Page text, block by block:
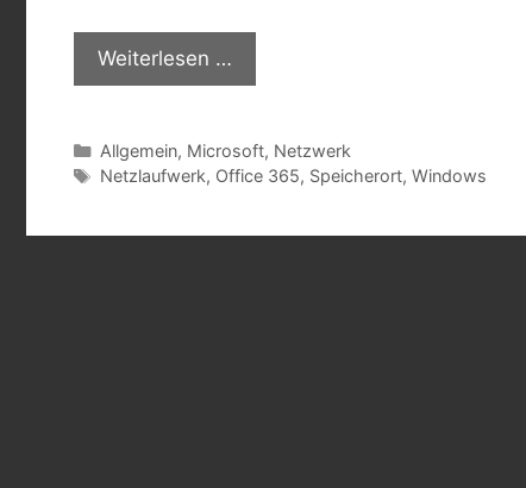
Weiterlesen …
Kategorien
Allgemein, Microsoft, Netzwerk
Schlagwörter
Netzlaufwerk, Office 365, Speicherort, Windows